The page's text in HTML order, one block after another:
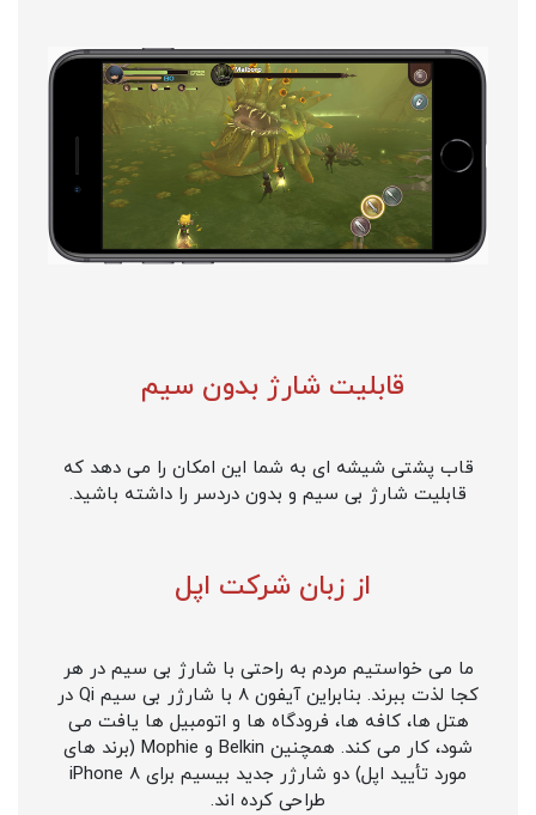
قابلیت شارژ بدون سیم
قاب پشتی شیشه ای به شما این امکان را می دهد که
قابلیت شارژ بی سیم و بدون دردسر را داشته باشید.
از زبان شرکت اپل
ما می خواستیم مردم به راحتی با شارژ بی سیم در هر
کجا لذت ببرند. بنابراین آیفون 8 با شارژر بی سیم Qi در
هتل ها، کافه ها، فرودگاه ها و اتومبیل ها یافت می
شود، کار می کند. همچنین Belkin و Mophie (برند های
مورد تأیید اپل) دو شارژر جدید بیسیم برای iPhone 8
طراحی کرده اند.